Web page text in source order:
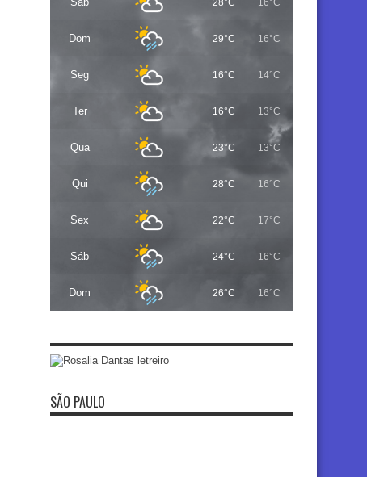
Dom 29°C 16°C
Seg 16°C 14°C
Ter 16°C 13°C
Qua 23°C 13°C
Qui 28°C 16°C
Sex 22°C 17°C
Sáb 24°C 16°C
Dom 26°C 16°C
SÃO PAULO